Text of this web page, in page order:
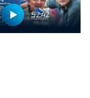
52:42